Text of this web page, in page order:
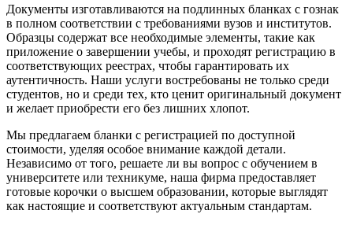
Документы изготавливаются на подлинных бланках с гознак
в полном соответствии с требованиями вузов и институтов.
Образцы содержат все необходимые элементы, такие как
приложение о завершении учебы, и проходят регистрацию в
соответствующих реестрах, чтобы гарантировать их
аутентичность. Наши услуги востребованы не только среди
студентов, но и среди тех, кто ценит оригинальный документ
и желает приобрести его без лишних хлопот.
Мы предлагаем бланки с регистрацией по доступной
стоимости, уделяя особое внимание каждой детали.
Независимо от того, решаете ли вы вопрос с обучением в
университете или техникуме, наша фирма предоставляет
готовые корочки о высшем образовании, которые выглядят
как настоящие и соответствуют актуальным стандартам.